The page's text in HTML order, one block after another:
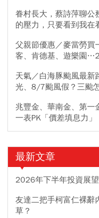
眷村長大，蔡詩萍聊公
的壓力，只要看到我在
父親節優惠／麥當勞買
客、肯德基、遊樂園
天氣／白海豚颱風最新
光、8/7颱風假？三颱
兆豐金、華南金、第一
一表PK「價差填息力
最新文章
2026年下半年投資展
友達二把手柯富仁裸辭
草？